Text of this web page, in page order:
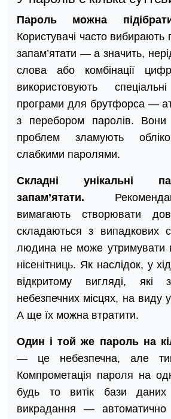
Пароль можна
Користувачі часто вибирають
запам’ятати — а значить,
слова або комбінації
використовують
програми для брутфорса —
з перебором паролів. Вони
проблем зламують
слабкими паролями.
Складні унікальні
запам’ятати.
вимагають створювати
складаються з випадкових
людина не може утримувати в
нісенітниць. Як наслідок, у
відкритому вигляді, які
небезпечних місцях, на виду
А ще їх можна втратити.
Один і той же пароль на
— це небезпечна, але
Компрометація пароля на
будь то витік бази
викрадання — автоматично